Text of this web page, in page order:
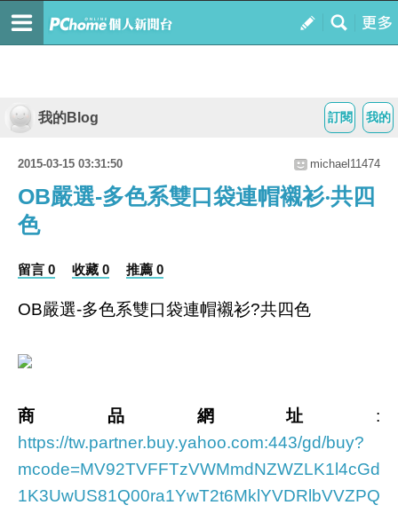
我的
訂閱
我的Blog
2015-03-15 03:31:50 michael11474
OB嚴選-多色系雙口袋連帽襯衫‧共四
色
留言 0 收藏 0 推薦 0
OB嚴選-多色系雙口袋連帽襯衫?共四色
商品網址 :
https://tw.partner.buy.yahoo.com:443/gd/buy?
mcode=MV92TVFFTzVWMmdNZWZLK1l4cGd
1K3UwUS81Q00ra1YwT2t6MklYVDRlbVVZPQ